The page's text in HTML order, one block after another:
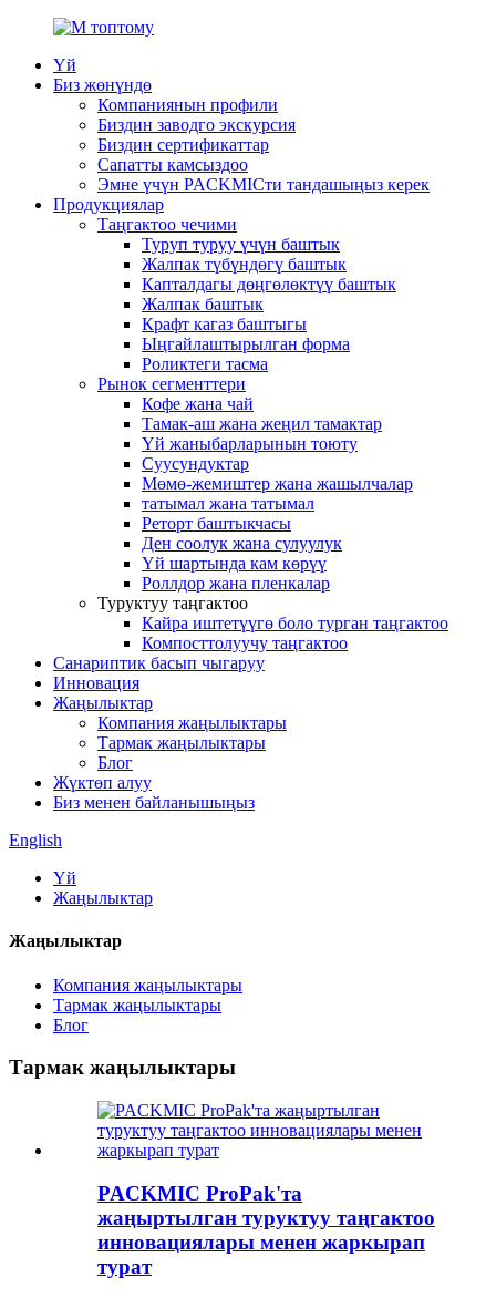
Үй
Биз жөнүндө
Компаниянын профили
Биздин заводго экскурсия
Биздин сертификаттар
Сапатты камсыздоо
Эмне үчүн PACKMICти тандашыңыз керек
Продукциялар
Таңгактоо чечими
Туруп туруу үчүн баштык
Жалпак түбүндөгү баштык
Капталдагы дөңгөлөктүү баштык
Жалпак баштык
Крафт кагаз баштыгы
Ыңгайлаштырылган форма
Роликтеги тасма
Рынок сегменттери
Кофе жана чай
Тамак-аш жана жеңил тамактар
Үй жаныбарларынын тоюту
Суусундуктар
Мөмө-жемиштер жана жашылчалар
татымал жана татымал
Реторт баштыкчасы
Ден соолук жана сулуулук
Үй шартында кам көрүү
Роллдор жана пленкалар
Туруктуу таңгактоо
Кайра иштетүүгө боло турган таңгактоо
Компосттолуучу таңгактоо
Санариптик басып чыгаруу
Инновация
Жаңылыктар
Компания жаңылыктары
Тармак жаңылыктары
Блог
Жүктөп алуу
Биз менен байланышыңыз
English
Үй
Жаңылыктар
Жаңылыктар
Компания жаңылыктары
Тармак жаңылыктары
Блог
Тармак жаңылыктары
PACKMIC ProPak'та
жаңыртылган туруктуу таңгактоо
инновациялары менен жаркырап
турат